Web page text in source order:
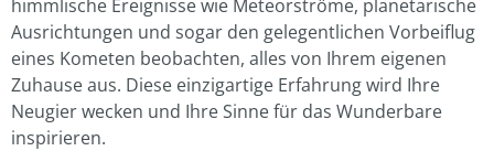
himmlische Ereignisse wie Meteorströme, planetarische
Ausrichtungen und sogar den gelegentlichen Vorbeiflug
eines Kometen beobachten, alles von Ihrem eigenen
Zuhause aus. Diese einzigartige Erfahrung wird Ihre
Neugier wecken und Ihre Sinne für das Wunderbare
inspirieren.